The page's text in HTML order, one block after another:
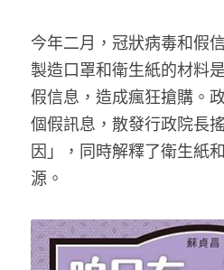
今年二月，冠狀病毒和假
製造口罩和衛生紙的材料
假信息，造成瘋狂搶購。
個假訊息，散發行政院長
因」，同時解釋了衛生紙
源。